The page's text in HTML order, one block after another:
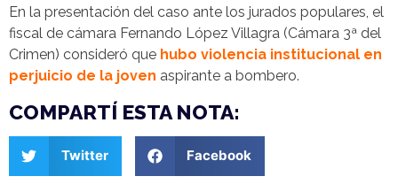
En la presentación del caso ante los jurados populares, el
fiscal de cámara Fernando López Villagra (Cámara 3ª del
Crimen) consideró que hubo violencia institucional en
perjuicio de la joven aspirante a bombero.
COMPARTÍ ESTA NOTA:
Twitter Facebook